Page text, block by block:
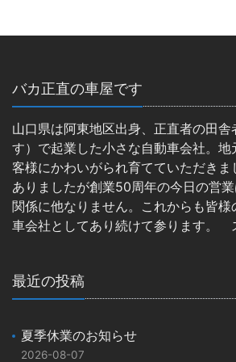
バカ正直の車屋です
山口県は阿東地区出身、正直者の田舎
す）で起業した小さな自動車会社。地
客様にかわいがられ育てていただきま
ありましたが創業50周年の今日の営
関係に他なりません。これからも皆様
車会社としてあり続けて参ります。
最近の投稿
夏季休業のお知らせ
2026-08-07